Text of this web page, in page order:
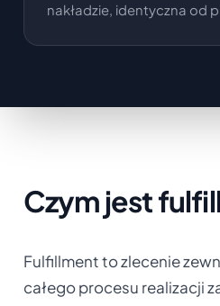
nakładzie, identyczna od
Czym jest
Fulfillment to zlecenie
całego procesu realizacji